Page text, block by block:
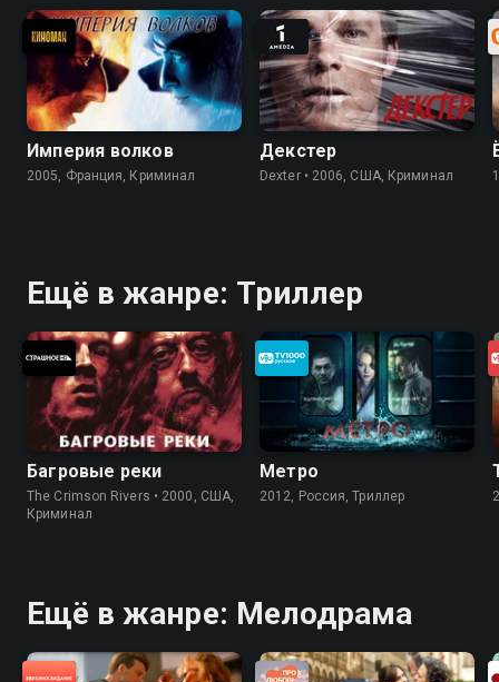
Империя волков
2005, Франция, Криминал
Декстер
Dexter • 2006, США, Криминал
Ещё в жанре: Триллер
Багровые реки
The Crimson Rivers • 2000, США,
Криминал
Метро
2012, Россия, Триллер
Ещё в жанре: Мелодрама